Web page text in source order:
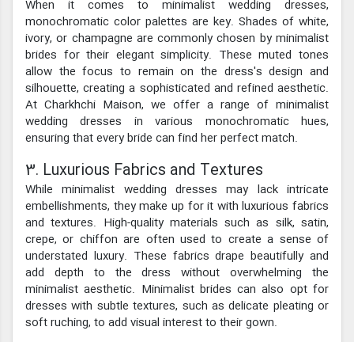
When it comes to minimalist wedding dresses,
monochromatic color palettes are key. Shades of white,
ivory, or champagne are commonly chosen by minimalist
brides for their elegant simplicity. These muted tones
allow the focus to remain on the dress's design and
silhouette, creating a sophisticated and refined aesthetic.
At Charkhchi Maison, we offer a range of minimalist
wedding dresses in various monochromatic hues,
ensuring that every bride can find her perfect match.
3. Luxurious Fabrics and Textures
While minimalist wedding dresses may lack intricate
embellishments, they make up for it with luxurious fabrics
and textures. High-quality materials such as silk, satin,
crepe, or chiffon are often used to create a sense of
understated luxury. These fabrics drape beautifully and
add depth to the dress without overwhelming the
minimalist aesthetic. Minimalist brides can also opt for
dresses with subtle textures, such as delicate pleating or
soft ruching, to add visual interest to their gown.